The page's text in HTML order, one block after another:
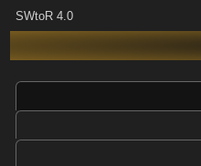
SWtoR 4.0